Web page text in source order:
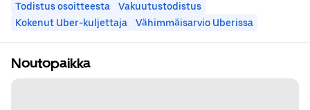
Todistus osoitteesta
Vakuutustodistus
Kokenut Uber-kuljettaja
Vähimmäisarvio Uberissa
Noutopaikka